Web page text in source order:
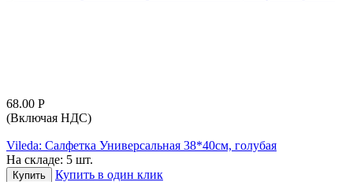
68.00 Р
(Включая НДС)
Vileda: Салфетка Универсальная 38*40см, голубая
На складе: 5 шт.
Купить Купить в один клик